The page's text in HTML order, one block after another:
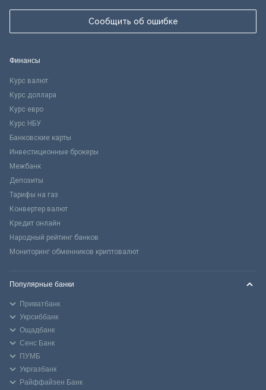
Сообщить об ошибке
Финансы
Курс валют
Курс доллара
Курс евро
Курс НБУ
Банковские карты
Инвестиционные брокеры
Межбанк
Депозиты
Тарифы на газ
Конвертер валют
Кредит онлайн
Народный рейтинг банков
Мониторинг обменников криптовалют
Популярные банки
Приватбанк
Укрсиббанк
Ощадбанк
Сенс Банк
ПУМБ
Укргазбанк
Райффайзен Банк